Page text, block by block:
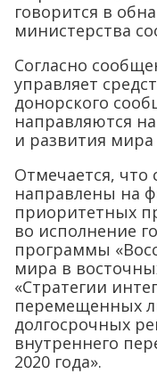
говорится в
министерства
Согласно
управляет
донорского
направляются
и развития мира
Отмечается, что
направлены на
приоритетных
во исполнение
программы
мира в
«Стратегии
перемещенных
долгосрочных
внутреннего
2020 года».